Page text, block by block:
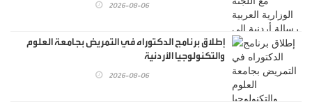
2026-08-06
إطلاق برنامج الدكتوراه في التمريض بجامعة العلوم
والتكنولوجيا الأردنية
2026-08-06